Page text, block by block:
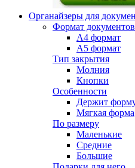
Органайзеры для
Формат документов
А4 формат
А5 формат
Тип закрытия
Молния
Кнопки
Особенности
Держит
Мягкая форма
По размеру
Маленькие
Средние
Большие